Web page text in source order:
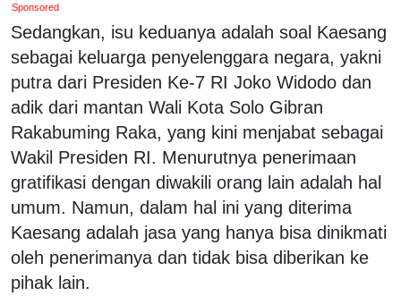
Sponsored
Sedangkan, isu keduanya adalah soal Kaesang
sebagai keluarga penyelenggara negara, yakni
putra dari Presiden Ke-7 RI Joko Widodo dan
adik dari mantan Wali Kota Solo Gibran
Rakabuming Raka, yang kini menjabat sebagai
Wakil Presiden RI. Menurutnya penerimaan
gratifikasi dengan diwakili orang lain adalah hal
umum. Namun, dalam hal ini yang diterima
Kaesang adalah jasa yang hanya bisa dinikmati
oleh penerimanya dan tidak bisa diberikan ke
pihak lain.